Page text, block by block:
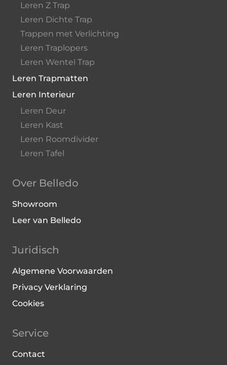
Leren Z Trap
Leren Dichte Trap
Trappen met Verlichting
Leren Traplopers
Leren Wentel Trap
Leren Trapmatten
Leren Interieur
Leren Deur
Leren Kast
Leren Roomdivider
Leren Tafel
Over Belledo
Showroom
Leer van Belledo
Juridisch
Algemene Voorwaarden
Privacy Verklaring
Cookies
Service
Contact